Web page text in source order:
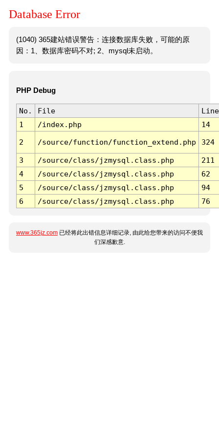
Database Error
(1040) 365建站错误警告：连接数据库失败，可能的原
因：1、数据库密码不对; 2、mysql未启动。
PHP Debug
No. File
Line
1
/index.php 14
2 /source/function/function_extend.php 324
3 /source/class/jzmysql.class.php
211
4
/source/class/jzmysql.class.php
62
5
/source/class/jzmysql.class.php
94
6
/source/class/jzmysql.class.php 76
www.365jz.com 已经将此出错信息详细记录, 由此给您带来的访问不便我
们深感歉意.